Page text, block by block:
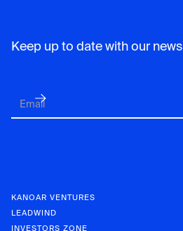
Keep up to date with our news
KANOAR VENTURES
LEADWIND
INVESTORS ZONE